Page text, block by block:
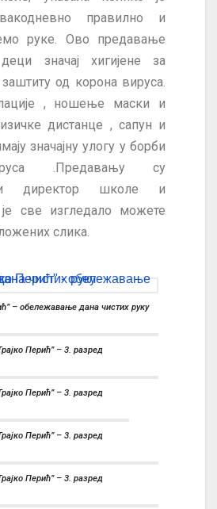
правилно и
руке. Ово предавање
значај хигијене за
од корона вируса.
, ношење маски и
дистанце , сапун и
значајну улогу у борби
.Предавању су
директор школе и
све изгледало можете
слика.
– обележавање дана чистих руку
Перић” – 3. разред
Перић” – 3. разред
Перић” – 3. разред
Перић” – 3. разред